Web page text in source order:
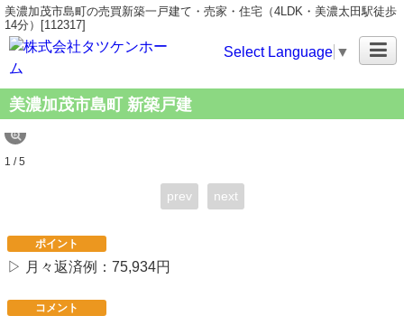
美濃加茂市島町の売買新築一戸建て・売家・住宅（4LDK・美濃太田駅徒歩
14分）[112317]
Select Language ▼
美濃加茂市島町 新築戸建
1 / 5
prev next
ポイント
▷ 月々返済例：75,934円
コメント